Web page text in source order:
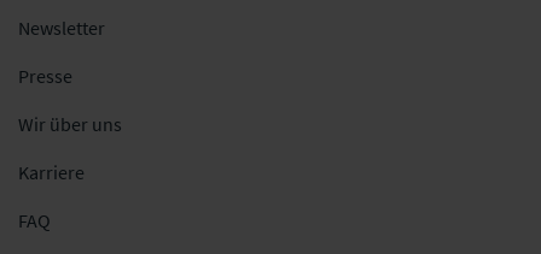
Newsletter
Presse
Wir über uns
Karriere
FAQ